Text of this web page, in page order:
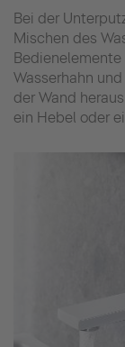
Bei der
Mischen des
Wasserhahn
der Wand
ein Hebel oder